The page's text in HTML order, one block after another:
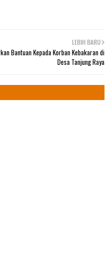
LEBIH BARU
Bantuan Kepada Korban Kebakaran di
Desa Tanjung Raya